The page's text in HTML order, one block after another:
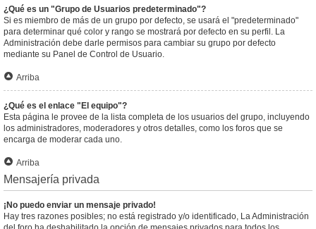
¿Qué es un "Grupo de Usuarios predeterminado"?
Si es miembro de más de un grupo por defecto, se usará el "predeterminado"
para determinar qué color y rango se mostrará por defecto en su perfil. La
Administración debe darle permisos para cambiar su grupo por defecto
mediante su Panel de Control de Usuario.
Arriba
¿Qué es el enlace "El equipo"?
Esta página le provee de la lista completa de los usuarios del grupo, incluyendo
los administradores, moderadores y otros detalles, como los foros que se
encarga de moderar cada uno.
Arriba
Mensajería privada
¡No puedo enviar un mensaje privado!
Hay tres razones posibles; no está registrado y/o identificado, La Administración